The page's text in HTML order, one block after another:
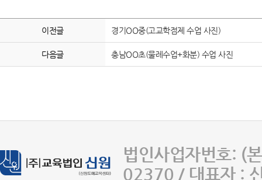
이전글 경기OO중(고교학점제 수업 사진)
다음글 충남OO초(물레수업+화분) 수업 사진
법인사업자번호:
02370 / 대표자 :